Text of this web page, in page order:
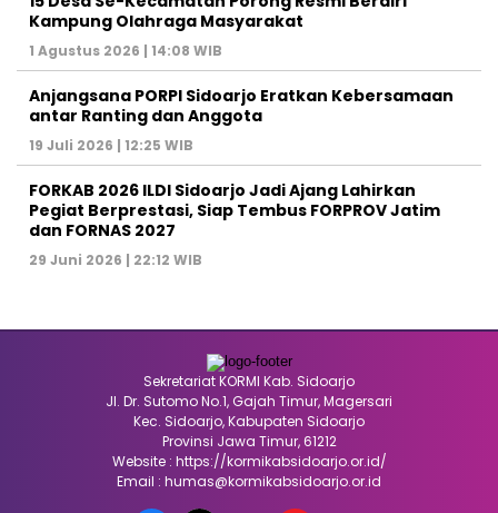
Kampung Olahraga Masyarakat
1 Agustus 2026 | 14:08 WIB
Anjangsana PORPI Sidoarjo Eratkan Kebersamaan
antar Ranting dan Anggota
19 Juli 2026 | 12:25 WIB
FORKAB 2026 ILDI Sidoarjo Jadi Ajang Lahirkan
Pegiat Berprestasi, Siap Tembus FORPROV Jatim
dan FORNAS 2027
29 Juni 2026 | 22:12 WIB
Sekretariat KORMI Kab. Sidoarjo
Jl. Dr. Sutomo No.1, Gajah Timur, Magersari
Kec. Sidoarjo, Kabupaten Sidoarjo
Provinsi Jawa Timur, 61212
Website : https://kormikabsidoarjo.or.id/
Email : humas@kormikabsidoarjo.or.id